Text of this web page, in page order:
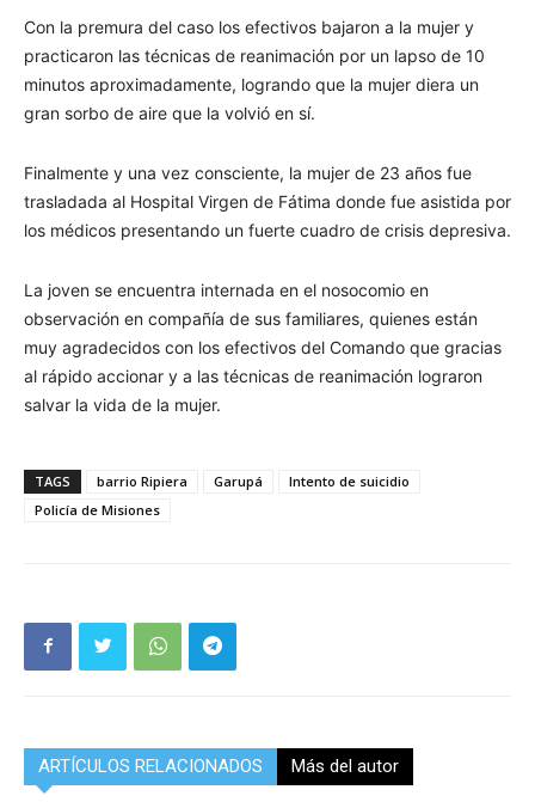
Con la premura del caso los efectivos bajaron a la mujer y
practicaron las técnicas de reanimación por un lapso de 10
minutos aproximadamente, logrando que la mujer diera un
gran sorbo de aire que la volvió en sí.
Finalmente y una vez consciente, la mujer de 23 años fue
trasladada al Hospital Virgen de Fátima donde fue asistida por
los médicos presentando un fuerte cuadro de crisis depresiva.
La joven se encuentra internada en el nosocomio en
observación en compañía de sus familiares, quienes están
muy agradecidos con los efectivos del Comando que gracias
al rápido accionar y a las técnicas de reanimación lograron
salvar la vida de la mujer.
TAGS barrio Ripiera Garupá
Intento de suicidio
Policía de Misiones
ARTÍCULOS RELACIONADOS Más del autor